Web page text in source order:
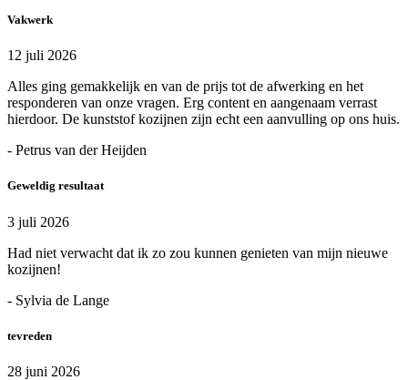
Vakwerk
12 juli 2026
Alles ging gemakkelijk en van de prijs tot de afwerking en het
responderen van onze vragen. Erg content en aangenaam verrast
hierdoor. De kunststof kozijnen zijn echt een aanvulling op ons huis.
- Petrus van der Heijden
Geweldig resultaat
3 juli 2026
Had niet verwacht dat ik zo zou kunnen genieten van mijn nieuwe
kozijnen!
- Sylvia de Lange
tevreden
28 juni 2026